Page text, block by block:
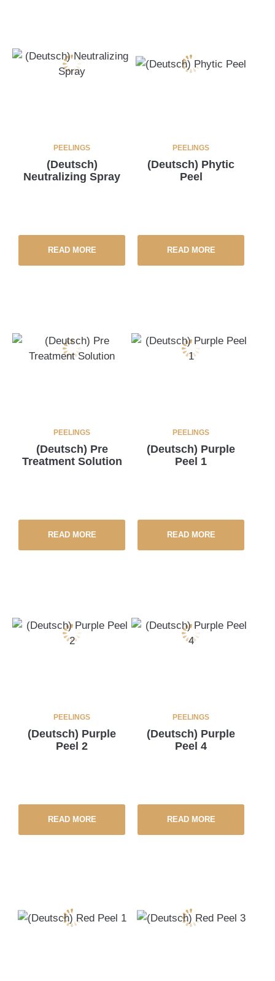
PEELINGS
(Deutsch)
Neutralizing Spray
READ MORE
PEELINGS
(Deutsch) Phytic
Peel
READ MORE
PEELINGS
(Deutsch) Pre
Treatment Solution
READ MORE
PEELINGS
(Deutsch) Purple
Peel 1
READ MORE
PEELINGS
(Deutsch) Purple
Peel 2
READ MORE
PEELINGS
(Deutsch) Purple
Peel 4
READ MORE